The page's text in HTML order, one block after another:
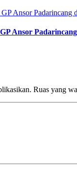
Ansor
Ruas yang